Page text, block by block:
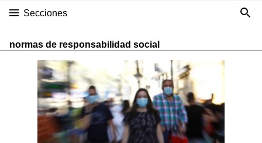
Secciones
normas de responsabilidad social